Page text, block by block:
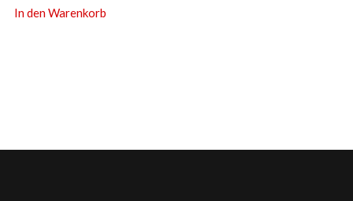
In den Warenkorb